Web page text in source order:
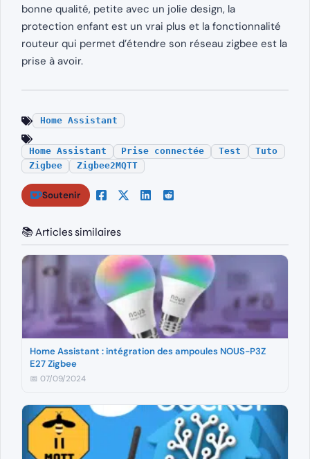
bonne qualité, petite avec un jolie design, la
protection enfant est un vrai plus et la fonctionnalité
routeur qui permet d’étendre son réseau zigbee est la
prise à avoir.
Home Assistant
Home Assistant Prise connectée Test
Tuto
Zigbee
Zigbee2MQTT
Soutenir
📚 Articles similaires
Home Assistant : intégration des ampoules NOUS-P3Z
E27 Zigbee
📅 07/09/2024